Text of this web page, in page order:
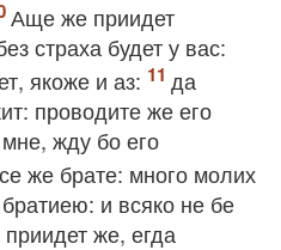
Аще же приидет
страха будет у вас:
якоже и аз:
да
проводите же его
жду бо его
же брате: много молих
и всяко не бе
же, егда